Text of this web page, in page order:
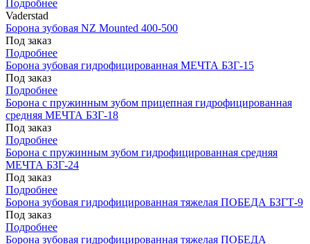
Подробнее
Vaderstad
Борона зубовая NZ Mounted 400-500
Под заказ
Подробнее
Борона зубовая гидрофицированная МЕЧТА БЗГ-15
Под заказ
Подробнее
Борона с пружинным зубом прицепная гидрофицированная
средняя МЕЧТА БЗГ-18
Под заказ
Подробнее
Борона с пружинным зубом гидрофицированная средняя
МЕЧТА БЗГ-24
Под заказ
Подробнее
Борона зубовая гидрофицированная тяжелая ПОБЕДА БЗГТ-9
Под заказ
Подробнее
Борона зубовая гидрофицированная тяжелая ПОБЕДА